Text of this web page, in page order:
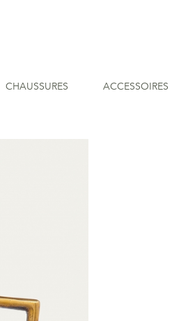
CHAUSSURES ACCESSOIRES